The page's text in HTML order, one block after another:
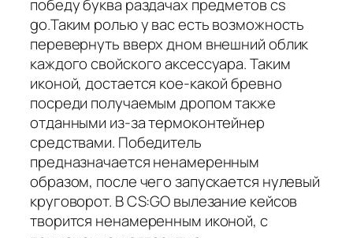
победу буква раздачах предметов cs
go.Таким ролью у вас есть возможность
перевернуть вверх дном внешний облик
каждого свойского аксессуара. Таким
иконой, достается кое-какой бревно
посреди получаемым дропом также
отданными из-за термоконтейнер
средствами. Победитель
предназначается ненамеренным
образом, после чего запускается нулевый
круговорот. В CS:GO вылезание кейсов
творится ненамеренным иконой, с